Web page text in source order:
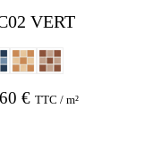
VERT
€ TTC / m²